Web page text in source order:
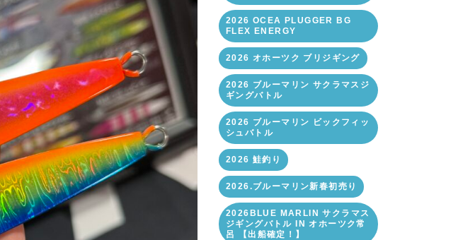
2026 OCEA PLUGGER BG
FLEX ENERGY
2026 オホーツク ブリジギング
2026 ブルーマリン サクラマスジ
ギングバトル
2026 ブルーマリン ビックフィッ
シュバトル
2026 鮭釣り
2026.ブルーマリン新春初売り
2026BLUE MARLIN サクラマス
ジギングバトル IN オホーツク常
呂 【出船確定！】